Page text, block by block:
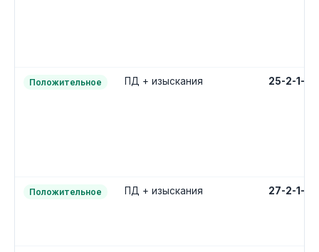
Положительное ПД + изыскания 25-2-1-
Положительное ПД + изыскания 27-2-1-